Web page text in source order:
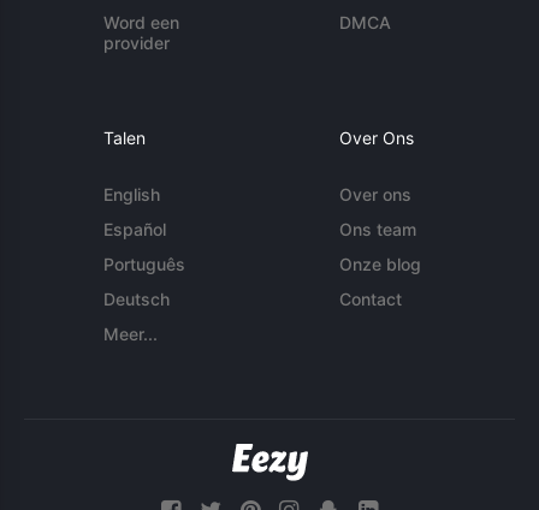
Word een
provider
DMCA
Talen
English
Español
Português
Deutsch
Meer...
Over Ons
Over ons
Ons team
Onze blog
Contact